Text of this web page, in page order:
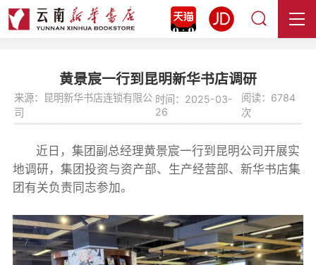
黄景宸一行到昆明新华书店调研
来源：昆明新华书店连锁有限公
司
时间：2025-03-
26
阅读：6784
次
近日，集团副总经理黄景宸一行到昆明公司开展实
地调研，集团投资与资产部、生产经营部、新华书店集
团有关负责同志参加。